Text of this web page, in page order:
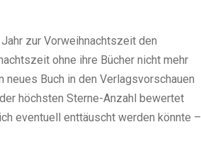
zur Vorweihnachtszeit den
ohne ihre Bücher nicht mehr
Buch in den Verlagsvorschauen
höchsten Sterne-Anzahl bewertet
eventuell enttäuscht werden könnte –